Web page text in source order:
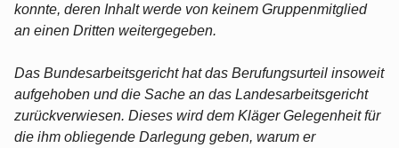
konnte, deren Inhalt werde von keinem Gruppenmitglied
an einen Dritten weitergegeben.
Das Bundesarbeitsgericht hat das Berufungsurteil insoweit
aufgehoben und die Sache an das Landesarbeitsgericht
zurückverwiesen. Dieses wird dem Kläger Gelegenheit für
die ihm obliegende Darlegung geben, warum er